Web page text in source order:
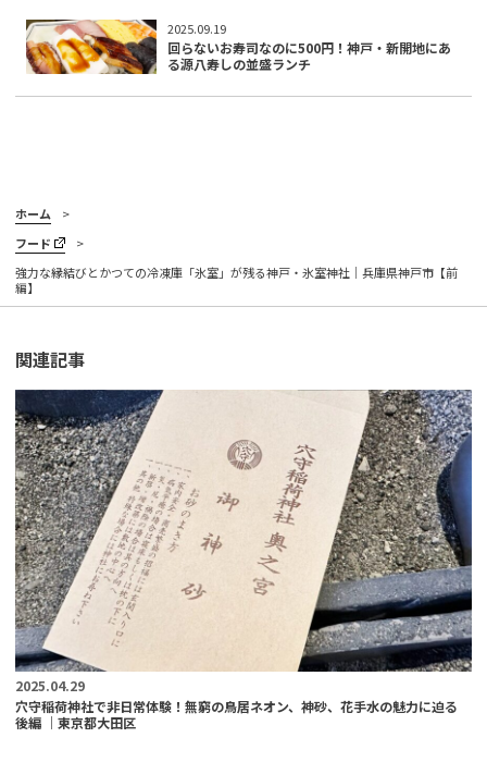
2025.09.19
回らないお寿司なのに500円！神戸・新開地にあ
る源八寿しの並盛ランチ
ホーム
フード
強力な縁結びとかつての冷凍庫「氷室」が残る神戸・氷室神社｜兵庫県神戸市【前
編】
関連記事
2025.04.29
穴守稲荷神社で非日常体験！無窮の鳥居ネオン、神砂、花手水の魅力に迫る
後編 ｜東京都大田区